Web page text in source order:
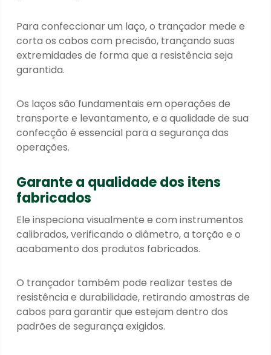
Para confeccionar um laço, o trançador mede e
corta os cabos com precisão, trançando suas
extremidades de forma que a resistência seja
garantida.
Os laços são fundamentais em operações de
transporte e levantamento, e a qualidade de sua
confecção é essencial para a segurança das
operações.
Garante a qualidade dos itens
fabricados
Ele inspeciona visualmente e com instrumentos
calibrados, verificando o diâmetro, a torção e o
acabamento dos produtos fabricados.
O trançador também pode realizar testes de
resistência e durabilidade, retirando amostras de
cabos para garantir que estejam dentro dos
padrões de segurança exigidos.